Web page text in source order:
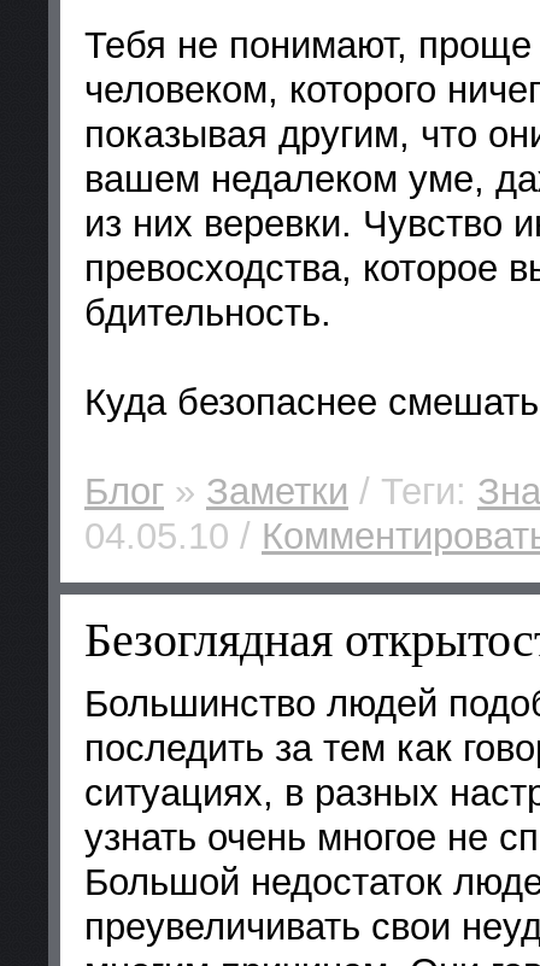
Тебя не понимают, проще
человеком, которого
показывая другим, что
вашем недалеком уме,
из них веревки. Чувство
превосходства, которое
бдительность.
Куда безопаснее
Блог » Заметки / Теги:
04.05.10 /
Безоглядная
Большинство людей
последить за тем как
ситуациях, в разных
узнать очень многое не
Большой недостаток
преувеличивать свои